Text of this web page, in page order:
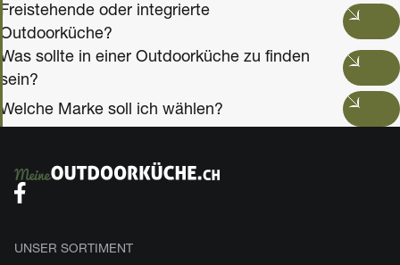
Freistehende oder integrierte
Outdoorküche?
Was sollte in einer Outdoorküche zu finden
sein?
Welche Marke soll ich wählen?
UNSER SORTIMENT